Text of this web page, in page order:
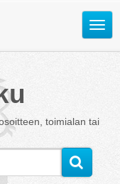
Avaa
toimialan tai